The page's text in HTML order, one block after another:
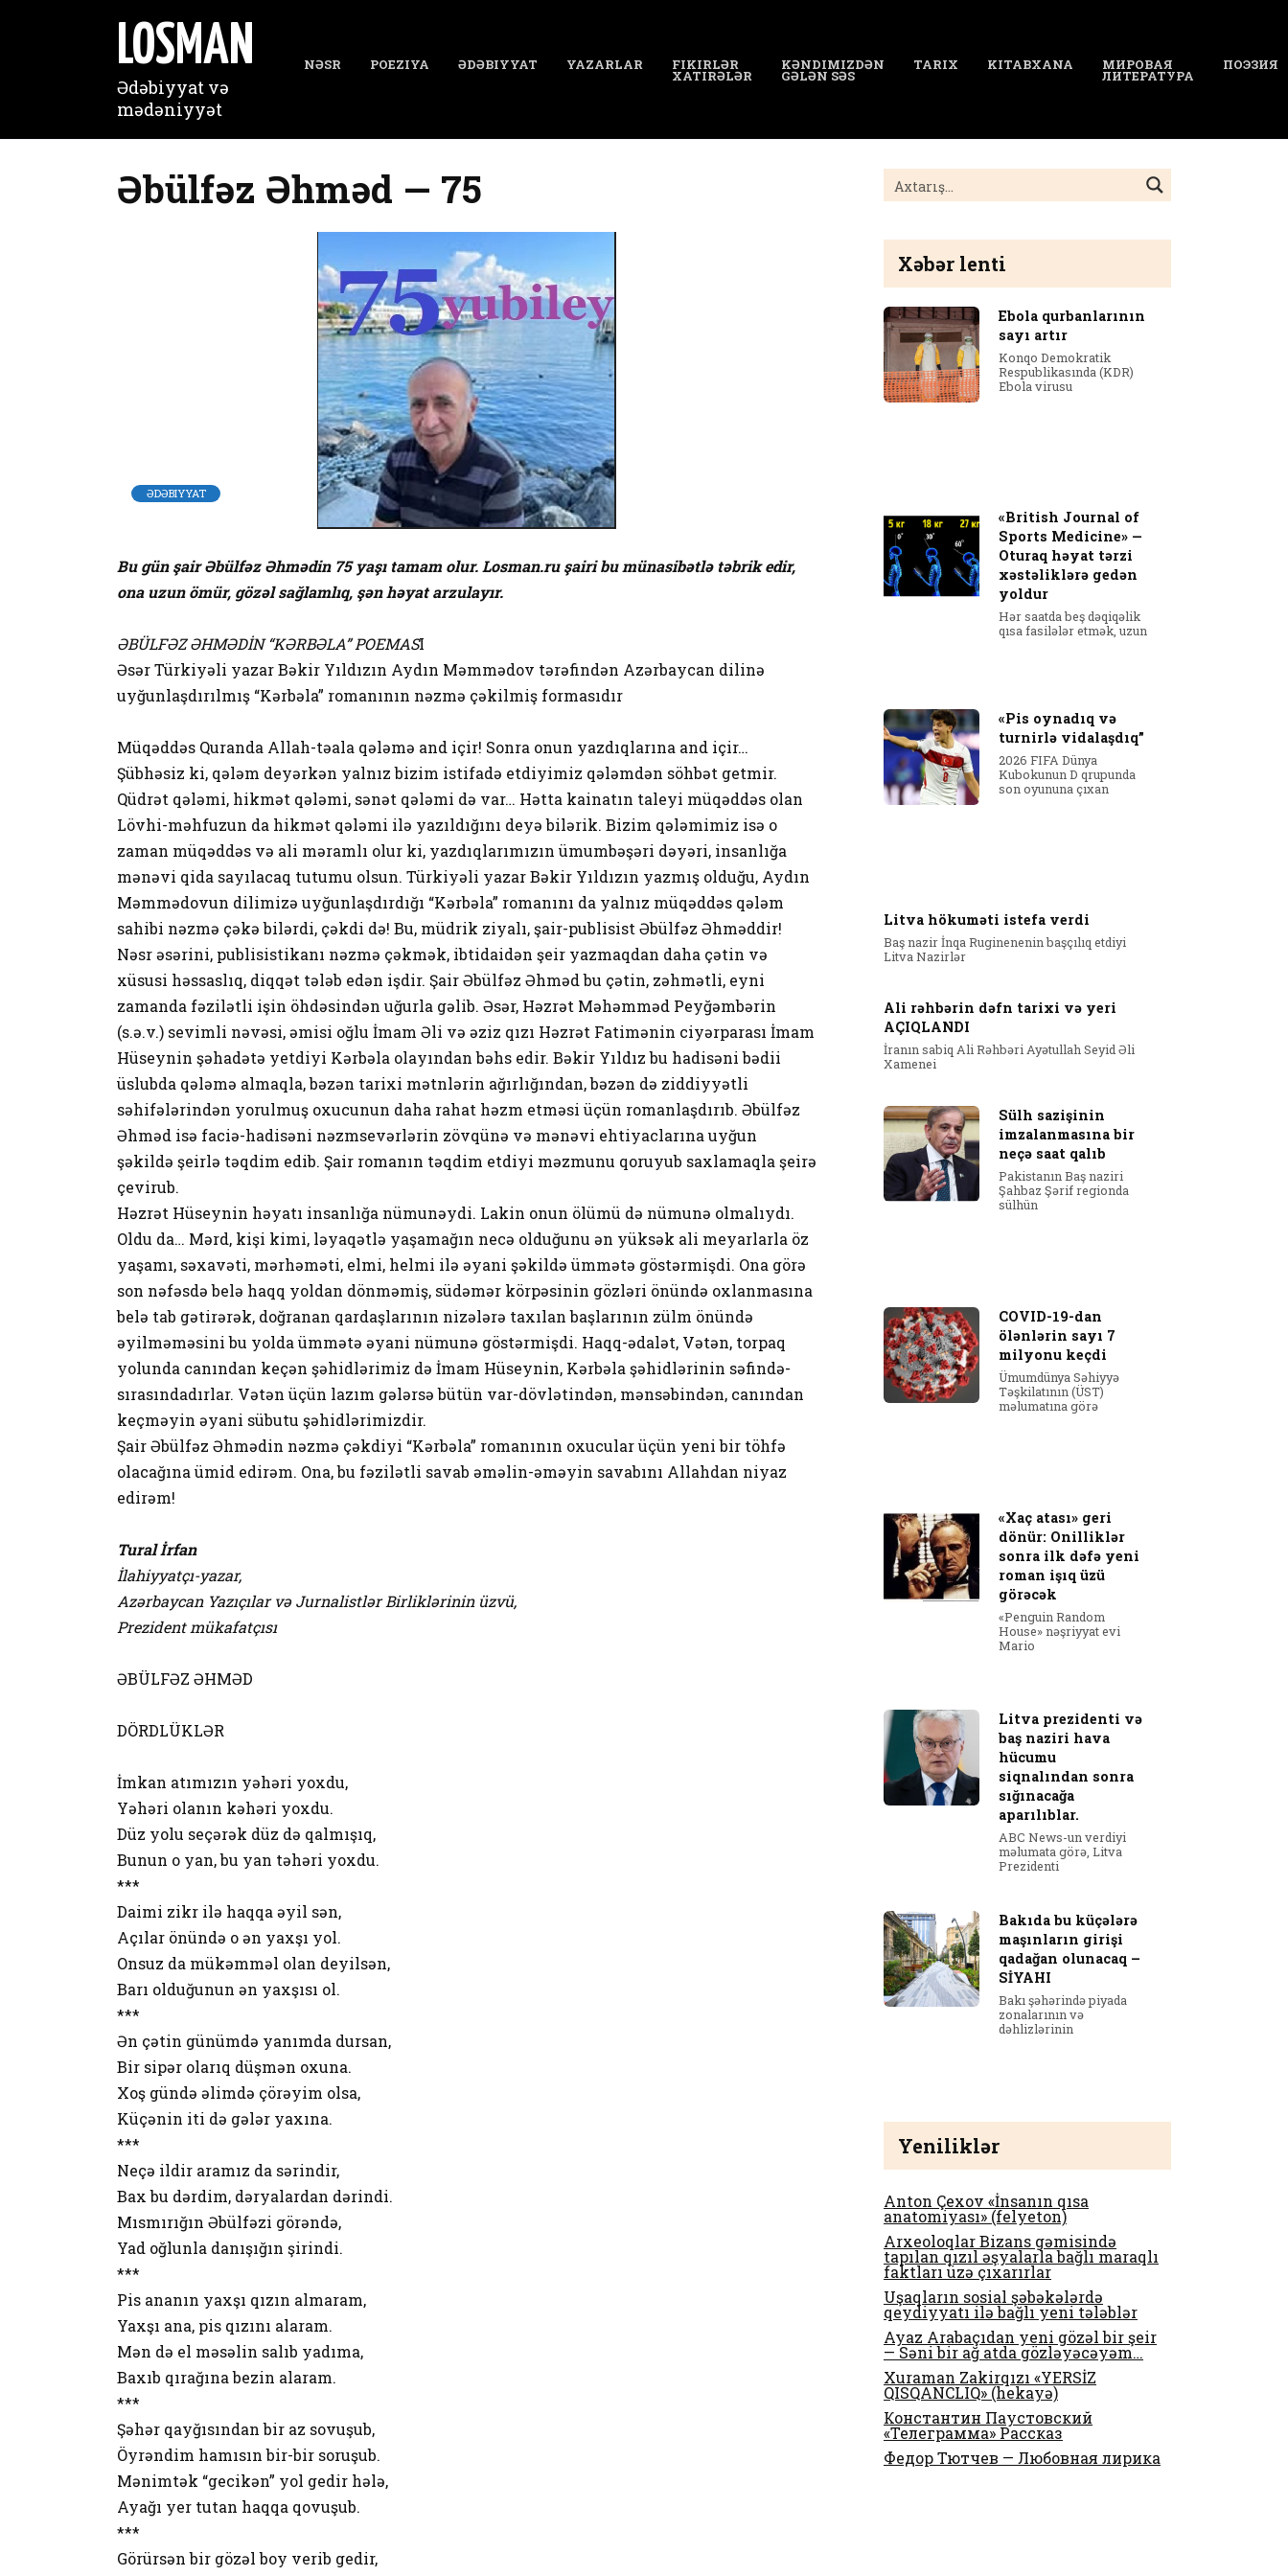
LOSMAN
Ədəbiyyat və
mədəniyyət
NƏSR POEZIYA ƏDƏBIYYAT YAZARLAR FIKIRLƏR
XATIRƏLƏR
KƏNDIMIZDƏN
GƏLƏN SƏS
TARIX KITABXANA МИРОВАЯ
ЛИТЕРАТУРА
ПОЭЗИЯ
Əbülfəz Əhməd — 75
ƏDƏBIYYAT
Bu gün şair Əbülfəz Əhmədin 75 yaşı tamam olur. Losman.ru şairi bu münasibətlə təbrik edir,
ona uzun ömür, gözəl sağlamlıq, şən həyat arzulayır.
ƏBÜLFƏZ ƏHMƏDİN “KƏRBƏLA” POEMASI
Əsər Türkiyəli yazar Bəkir Yıldızın Aydın Məmmədov tərəfindən Azərbaycan dilinə
uyğunlaşdırılmış “Kərbəla” romanının nəzmə çəkilmiş formasıdır
Müqəddəs Quranda Allah-təala qələmə and içir! Sonra onun yazdıqlarına and içir…
Şübhəsiz ki, qələm deyərkən yalnız bizim istifadə etdiyimiz qələmdən söhbət getmir.
Qüdrət qələmi, hikmət qələmi, sənət qələmi də var… Hətta kainatın taleyi müqəddəs olan
Lövhi-məhfuzun da hikmət qələmi ilə yazıldığını deyə bilərik. Bizim qələmimiz isə o
zaman müqəddəs və ali məramlı olur ki, yazdıqlarımızın ümumbəşəri dəyəri, insanlığa
mənəvi qida sayılacaq tutumu olsun. Türkiyəli yazar Bəkir Yıldızın yazmış olduğu, Aydın
Məmmədovun dilimizə uyğunlaşdırdığı “Kərbəla” romanını da yalnız müqəddəs qələm
sahibi nəzmə çəkə bilərdi, çəkdi də! Bu, müdrik ziyalı, şair-publisist Əbülfəz Əhməddir!
Nəsr əsərini, publisistikanı nəzmə çəkmək, ibtidaidən şeir yazmaqdan daha çətin və
xüsusi həssaslıq, diqqət tələb edən işdir. Şair Əbülfəz Əhməd bu çətin, zəhmətli, eyni
zamanda fəzilətli işin öhdəsindən uğurla gəlib. Əsər, Həzrət Məhəmməd Peyğəmbərin
(s.ə.v.) sevimli nəvəsi, əmisi oğlu İmam Əli və əziz qızı Həzrət Fatimənin ciyərparası İmam
Hüseynin şəhadətə yetdiyi Kərbəla olayından bəhs edir. Bəkir Yıldız bu hadisəni bədii
üslubda qələmə almaqla, bəzən tarixi mətnlərin ağırlığından, bəzən də ziddiyyətli
səhifələrindən yorulmuş oxucunun daha rahat həzm etməsi üçün romanlaşdırıb. Əbülfəz
Əhməd isə faciə-hadisəni nəzmsevərlərin zövqünə və mənəvi ehtiyaclarına uyğun
şəkildə şeirlə təqdim edib. Şair romanın təqdim etdiyi məzmunu qoruyub saxlamaqla şeirə
çevirub.
Həzrət Hüseynin həyatı insanlığa nümunəydi. Lakin onun ölümü də nümunə olmalıydı.
Oldu da… Mərd, kişi kimi, ləyaqətlə yaşamağın necə olduğunu ən yüksək ali meyarlarla öz
yaşamı, səxavəti, mərhəməti, elmi, helmi ilə əyani şəkildə ümmətə göstərmişdi. Ona görə
son nəfəsdə belə haqq yoldan dönməmiş, südəmər körpəsinin gözləri önündə oxlanmasına
belə tab gətirərək, doğranan qardaşlarının nizələrə taxılan başlarının zülm önündə
əyilməməsini bu yolda ümmətə əyani nümunə göstərmişdi. Haqq-ədalət, Vətən, torpaq
yolunda canından keçən şəhidlərimiz də İmam Hüseynin, Kərbəla şəhidlərinin səfində-
sırasındadırlar. Vətən üçün lazım gələrsə bütün var-dövlətindən, mənsəbindən, canından
keçməyin əyani sübutu şəhidlərimizdir.
Şair Əbülfəz Əhmədin nəzmə çəkdiyi “Kərbəla” romanının oxucular üçün yeni bir töhfə
olacağına ümid edirəm. Ona, bu fəzilətli savab əməlin-əməyin savabını Allahdan niyaz
edirəm!
Tural İrfan
İlahiyyatçı-yazar,
Azərbaycan Yazıçılar və Jurnalistlər Birliklərinin üzvü,
Prezident mükafatçısı
ƏBÜLFƏZ ƏHMƏD
DÖRDLÜKLƏR
İmkan atımızın yəhəri yoxdu,
Yəhəri olanın kəhəri yoxdu.
Düz yolu seçərək düz də qalmışıq,
Bunun o yan, bu yan təhəri yoxdu.
***
Daimi zikr ilə haqqa əyil sən,
Açılar önündə o ən yaxşı yol.
Onsuz da mükəmməl olan deyilsən,
Barı olduğunun ən yaxşısı ol.
***
Ən çətin günümdə yanımda dursan,
Bir sipər olarıq düşmən oxuna.
Xoş gündə əlimdə çörəyim olsa,
Küçənin iti də gələr yaxına.
***
Neçə ildir aramız da sərindir,
Bax bu dərdim, dəryalardan dərindi.
Mısmırığın Əbülfəzi görəndə,
Yad oğlunla danışığın şirindi.
***
Pis ananın yaxşı qızın almaram,
Yaxşı ana, pis qızını alaram.
Mən də el məsəlin salıb yadıma,
Baxıb qırağına bezin alaram.
***
Şəhər qayğısından bir az sovuşub,
Öyrəndim hamısın bir-bir soruşub.
Mənimtək “gecikən” yol gedir hələ,
Ayağı yer tutan haqqa qovuşub.
***
Görürsən bir gözəl boy verib gedir,
Xəbər lenti
Ebola qurbanlarının
sayı artır
Konqo Demokratik
Respublikasında (KDR)
Ebola virusu
«British Journal of
Sports Medicine» —
Oturaq həyat tərzi
xəstəliklərə gedən
yoldur
Hər saatda beş dəqiqəlik
qısa fasilələr etmək, uzun
«Pis oynadıq və
turnirlə vidalaşdıq”
2026 FIFA Dünya
Kubokunun D qrupunda
son oyununa çıxan
Litva hökuməti istefa verdi
Baş nazir İnqa Ruginenenin başçılıq etdiyi
Litva Nazirlər
Ali rəhbərin dəfn tarixi və yeri
AÇIQLANDI
İranın sabiq Ali Rəhbəri Ayətullah Seyid Əli
Xamenei
Sülh sazişinin
imzalanmasına bir
neçə saat qalıb
Pakistanın Baş naziri
Şahbaz Şərif regionda
sülhün
COVID-19-dan
ölənlərin sayı 7
milyonu keçdi
Ümumdünya Səhiyyə
Təşkilatının (ÜST)
məlumatına görə
«Xaç atası» geri
dönür: Onilliklər
sonra ilk dəfə yeni
roman işıq üzü
görəcək
«Penguin Random
House» nəşriyyat evi
Mario
Litva prezidenti və
baş naziri hava
hücumu
siqnalından sonra
sığınacağa
aparılıblar.
ABC News-un verdiyi
məlumata görə, Litva
Prezidenti
Bakıda bu küçələrə
maşınların girişi
qadağan olunacaq –
SİYAHI
Bakı şəhərində piyada
zonalarının və
dəhlizlərinin
Yeniliklər
Anton Çexov «İnsanın qısa
anatomiyası» (felyeton)
Arxeoloqlar Bizans gəmisində
tapılan qızıl əşyalarla bağlı maraqlı
faktları üzə çıxarırlar
Uşaqların sosial şəbəkələrdə
qeydiyyatı ilə bağlı yeni tələblər
Ayaz Arabaçıdan yeni gözəl bir şeir
— Səni bir ağ atda gözləyəcəyəm…
Xuraman Zakirqızı «YERSİZ
QISQANCLIQ» (hekayə)
Константин Паустовский
«Телеграмма» Рассказ
Федор Тютчев — Любовная лирика